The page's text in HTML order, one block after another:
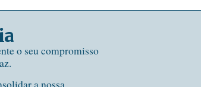
o seu compromisso
a nossa